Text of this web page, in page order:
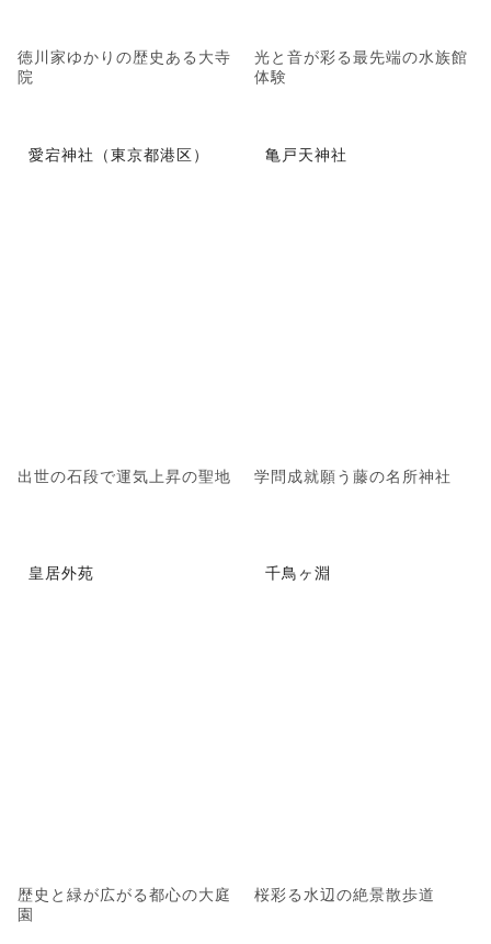
徳川家ゆかりの歴史ある大寺
院
光と音が彩る最先端の水族館
体験
愛宕神社（東京都港区）
出世の石段で運気上昇の聖地
亀戸天神社
学問成就願う藤の名所神社
皇居外苑
歴史と緑が広がる都心の大庭
園
千鳥ヶ淵
桜彩る水辺の絶景散歩道